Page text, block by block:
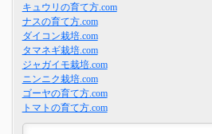
キュウリの育て方.com
ナスの育て方.com
ダイコン栽培.com
タマネギ栽培.com
ジャガイモ栽培.com
ニンニク栽培.com
ゴーヤの育て方.com
トマトの育て方.com